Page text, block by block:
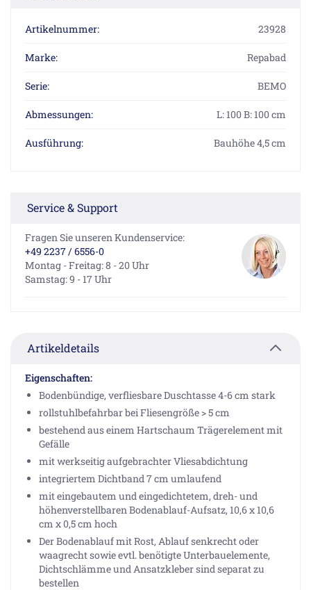
Artikelnummer: 23928
Marke: Repabad
Serie: BEMO
Abmessungen: L: 100 B: 100 cm
Ausführung: Bauhöhe 4,5 cm
Service & Support
Fragen Sie unseren Kundenservice:
+49 2237 / 6556-0
Montag - Freitag: 8 - 20 Uhr
Samstag: 9 - 17 Uhr
Artikeldetails
Eigenschaften:
Bodenbündige, verfliesbare Duschtasse 4-6 cm stark
rollstuhlbefahrbar bei Fliesengröße > 5 cm
bestehend aus einem Hartschaum Trägerelement mit
Gefälle
mit werkseitig aufgebrachter Vliesabdichtung
integriertem Dichtband 7 cm umlaufend
mit eingebautem und eingedichtetem, dreh- und
höhenverstellbaren Bodenablauf-Aufsatz, 10,6 x 10,6
cm x 0,5 cm hoch
Der Bodenablauf mit Rost, Ablauf senkrecht oder
waagrecht sowie evtl. benötigte Unterbauelemente,
Dichtschlämme und Ansatzkleber sind separat zu
bestellen